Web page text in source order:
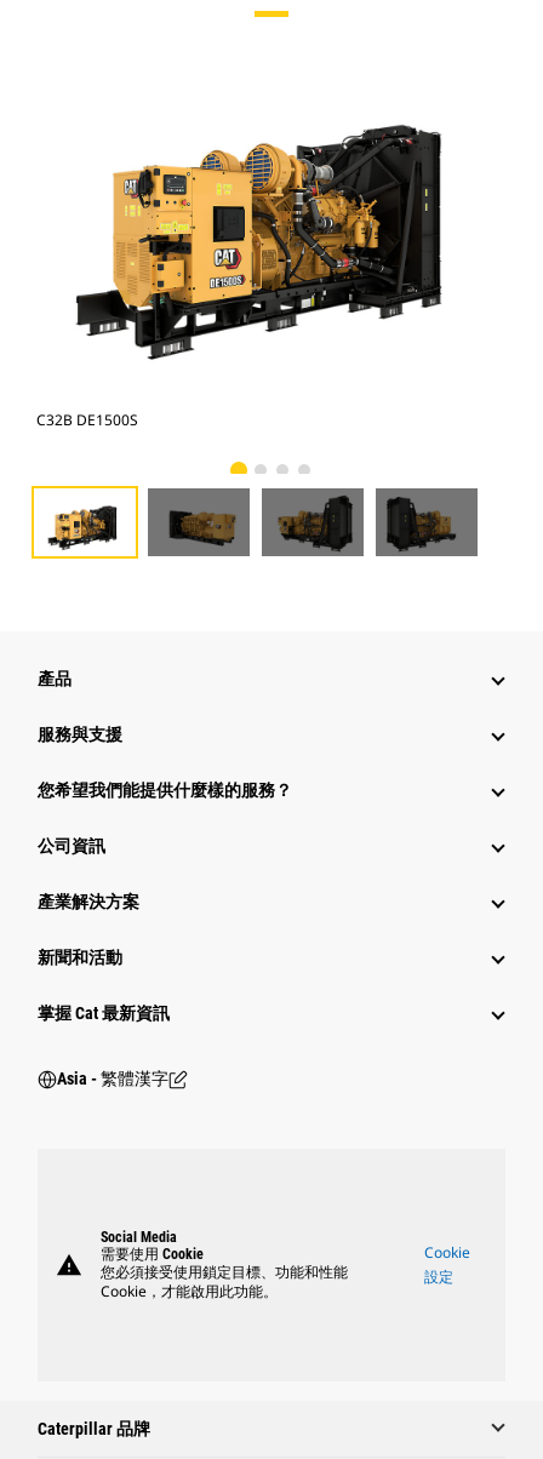
C32B DE1500S
產品
服務與支援
您希望我們能提供什麼樣的服務？
公司資訊
產業解決方案
新聞和活動
掌握 Cat 最新資訊
Asia - 繁體漢字
warning
Social Media
需要使用 Cookie
您必須接受使用鎖定目標、功能和性能
Cookie，才能啟用此功能。
Cookie
設定
Caterpillar 品牌